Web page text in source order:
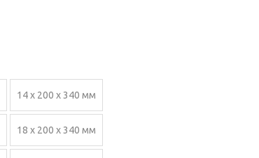
14 х 200 х 340 мм
18 х 200 х 340 мм